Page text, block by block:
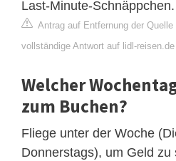
Last-Minute-Schnäppchen.
Antrag auf Entfernung der Quelle
vollständige Antwort auf lidl-
Welcher
zum Buchen?
Fliege unter der Woche
Donnerstags), um Geld zu